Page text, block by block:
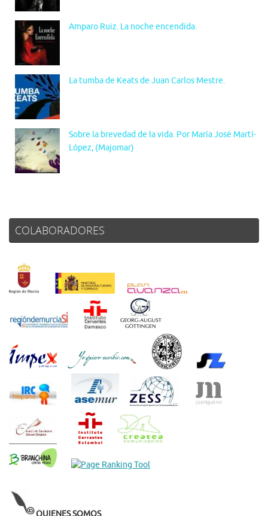
Amparo Ruiz. La noche encendida.
La tumba de Keats de Juan Carlos Mestre.
Sobre la brevedad de la vida. Por María José Martí-
López, (Majomar)
COLABORADORES
QUIENES SOMOS